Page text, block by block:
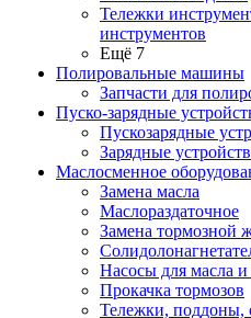
Тележки
инструментов
Ещё 7
Полировальные машины
Запчасти для
Пуско-зарядные
Пускозарядные
Зарядные
Маслосменное
Замена масла
Маслораздаточное
Замена тормозной
Насосы для масла и
Прокачка тормозов
Тележки, поддоны,